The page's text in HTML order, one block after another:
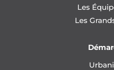
Les
Les